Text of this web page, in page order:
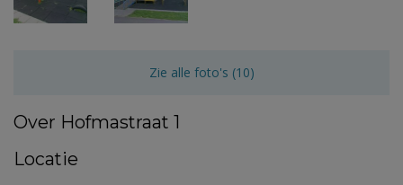
Zie alle foto's (10)
Over Hofmastraat 1
Locatie